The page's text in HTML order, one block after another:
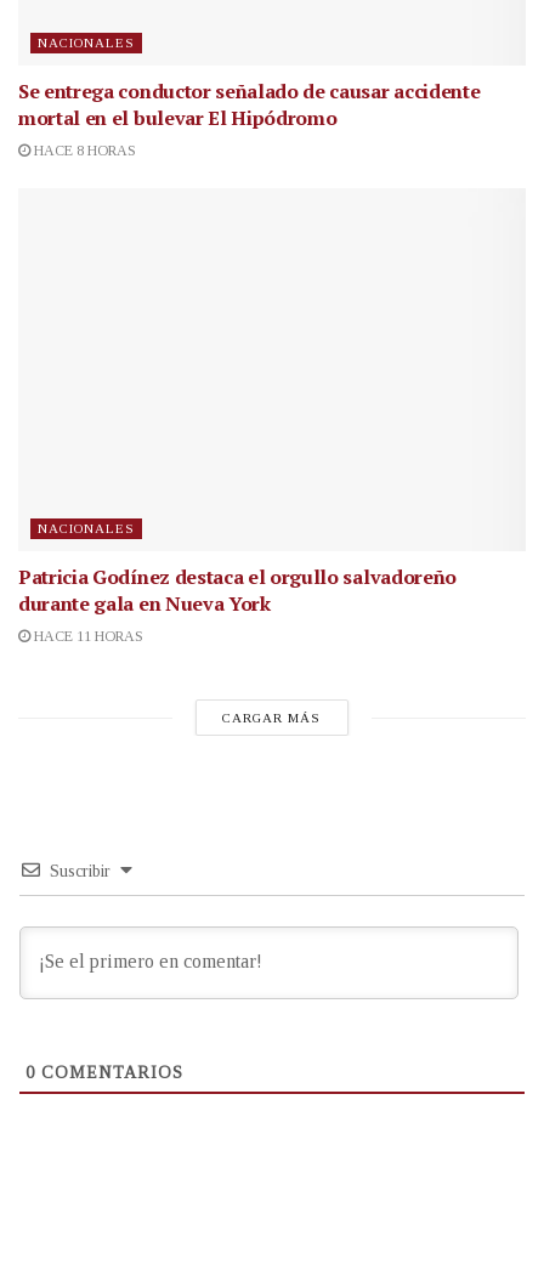
NACIONALES
Se entrega conductor señalado de causar accidente
mortal en el bulevar El Hipódromo
HACE 8 HORAS
NACIONALES
Patricia Godínez destaca el orgullo salvadoreño
durante gala en Nueva York
HACE 11 HORAS
CARGAR MÁS
Suscribir
0 COMENTARIOS